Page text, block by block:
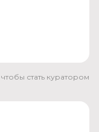
чтобы стать куратором